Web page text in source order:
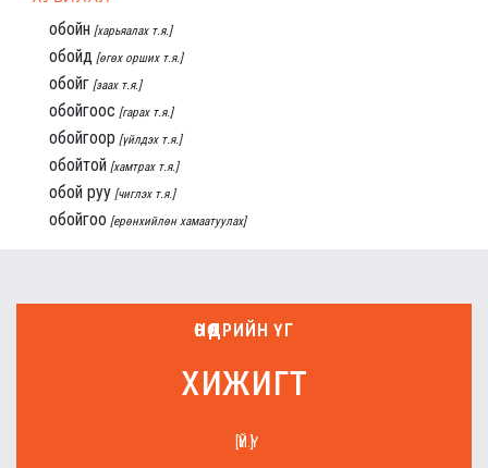
обойн [харьяалах т.я.]
обойд [өгөх орших т.я.]
обойг [заах т.я.]
обойгоос [гарах т.я.]
обойгоор [үйлдэх т.я.]
обойтой [хамтрах т.я.]
обой руу [чиглэх т.я.]
обойгоо [ерөнхийлөн хамаатуулах]
ӨНӨӨДРИЙН ҮГ
хижигт
[ҮЙ.Ү]